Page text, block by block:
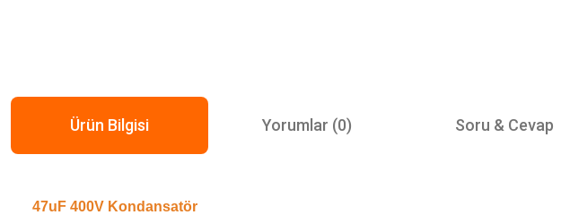
Ürün Bilgisi Yorumlar (0) Soru & Cevap
47uF 400V Kondansatör